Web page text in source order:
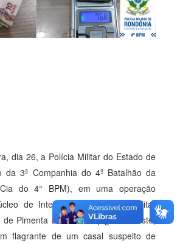
dia 26, a Polícia Militar do Estado de
da 3ª Companhia do 4º Batalhão da
do 4° BPM), em uma operação
de Inteligência da Polícia Militar
Pimenta Bueno e Espigão D’Oeste,
flagrante de um casal suspeito de